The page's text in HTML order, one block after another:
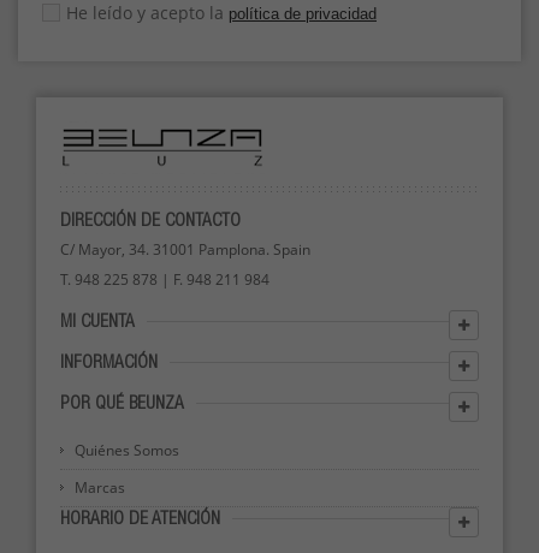
He leído y acepto la política de privacidad
DIRECCIÓN DE CONTACTO
C/ Mayor, 34. 31001 Pamplona. Spain
T. 948 225 878 | F. 948 211 984
MI CUENTA
INFORMACIÓN
POR QUÉ BEUNZA
Quiénes Somos
Marcas
HORARIO DE ATENCIÓN